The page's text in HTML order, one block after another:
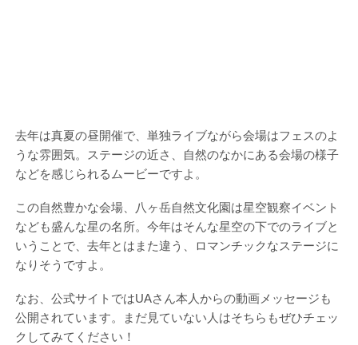
去年は真夏の昼開催で、単独ライブながら会場はフェスのよ
うな雰囲気。ステージの近さ、自然のなかにある会場の様子
などを感じられるムービーですよ。
この自然豊かな会場、八ヶ岳自然文化園は星空観察イベント
なども盛んな星の名所。今年はそんな星空の下でのライブと
いうことで、去年とはまた違う、ロマンチックなステージに
なりそうですよ。
なお、公式サイトではUAさん本人からの動画メッセージも
公開されています。まだ見ていない人はそちらもぜひチェッ
クしてみてください！